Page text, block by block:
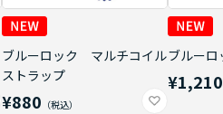
ブルーロック マルチコイル
ストラップ
¥880
ブルー
¥1,210